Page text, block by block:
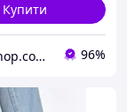
Купити
Optom-shop.com.ua - Оптовий інтернет-магазин: Одежа та взуття оптом, спідня білизна недорого 96%